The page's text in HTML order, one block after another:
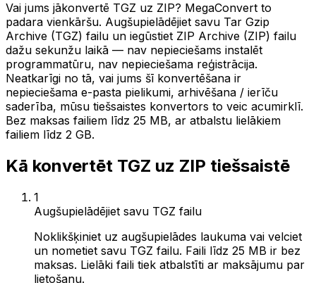
Vai jums jākonvertē TGZ uz ZIP? MegaConvert to
padara vienkāršu. Augšupielādējiet savu Tar Gzip
Archive (TGZ) failu un iegūstiet ZIP Archive (ZIP) failu
dažu sekunžu laikā — nav nepieciešams instalēt
programmatūru, nav nepieciešama reģistrācija.
Neatkarīgi no tā, vai jums šī konvertēšana ir
nepieciešama e-pasta pielikumi, arhivēšana / ierīču
saderība, mūsu tiešsaistes konvertors to veic acumirklī.
Bez maksas failiem līdz 25 MB, ar atbalstu lielākiem
failiem līdz 2 GB.
Kā konvertēt TGZ uz ZIP tiešsaistē
1
Augšupielādējiet savu TGZ failu
Noklikšķiniet uz augšupielādes laukuma vai velciet
un nometiet savu TGZ failu. Faili līdz 25 MB ir bez
maksas. Lielāki faili tiek atbalstīti ar maksājumu par
lietošanu.